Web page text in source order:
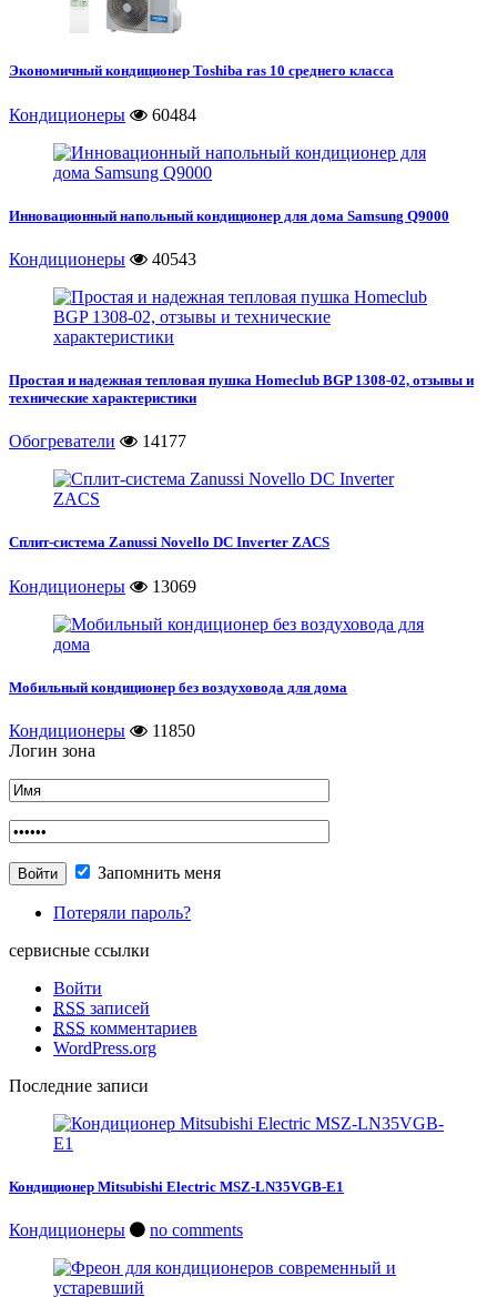
Экономичный кондиционер Toshiba ras 10 среднего класса
Кондиционеры 60484
Инновационный напольный кондиционер для дома Samsung Q9000
Кондиционеры 40543
Простая и надежная тепловая пушка Homeclub BGP 1308-02, отзывы и
технические характеристики
Обогреватели 14177
Сплит-система Zanussi Novello DC Inverter ZACS
Кондиционеры 13069
Мобильный кондиционер без воздуховода для дома
Кондиционеры
11850
Логин зона
Запомнить меня
Потеряли пароль?
сервисные ссылки
Войти
RSS записей
RSS комментариев
WordPress.org
Последние записи
Кондиционер Mitsubishi Electric MSZ-LN35VGB-E1
Кондиционеры no comments